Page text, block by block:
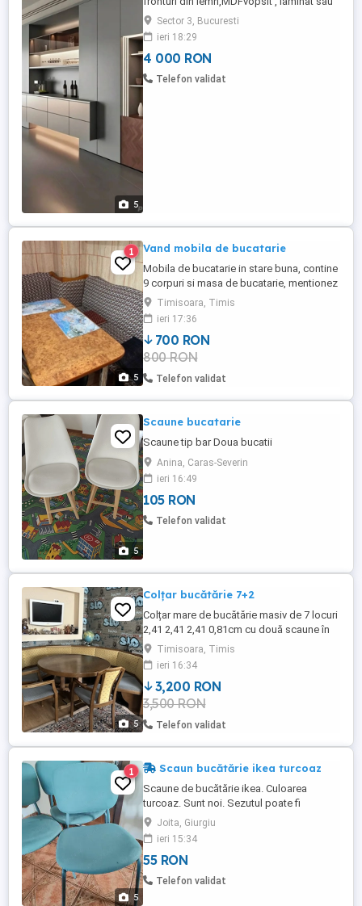
5
înfoliat, PAL. Calitatea nu a fost niciodată
mai accesibilă.
Sector 3, Bucuresti
ieri 18:29
4 000 RON
Telefon validat
5
1 Vand mobila de bucatarie
Mobila de bucatarie in stare buna, contine
9 corpuri si masa de bucatarie, mentionez
ca, coltarul din imagine nu se vinde. Pentru
ca mobila este a vecinei mele relatii puteti
obtine do ar la tel.
Timisoara, Timis
ieri 17:36
700 RON
800 RON
Telefon validat
5
Scaune bucatarie
Scaune tip bar Doua bucatii
Anina, Caras-Severin
ieri 16:49
105 RON
Telefon validat
5
Colțar bucătărie 7+2
Colțar mare de bucătărie masiv de 7 locuri
2,41 2,41 2,41 0,81cm cu două scaune în
stare bună.Masa este rotundă 1,20 1,20cm
si extensibilă ovală 1,70 1,20cm. Livrare în
Timișoara
Timisoara, Timis
ieri 16:34
3,200 RON
3,500 RON
Telefon validat
5
1 Scaun bucătărie ikea turcoaz
Scaune de bucătărie ikea. Culoarea
turcoaz. Sunt noi. Sezutul poate fi
desfăcut de cadru fiind prins cu cleme.
Atât sezutul cât și spătarul au husele
detașabile prevăzute cu fermoar. Se pot
desface pentru a fi transportate mai ușor
Joita, Giurgiu
ieri 15:34
55 RON
Telefon validat